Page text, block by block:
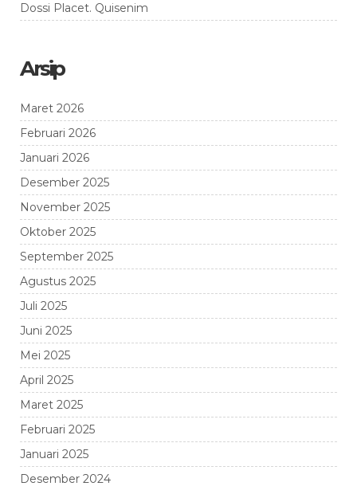
Dossi Placet. Quisenim
Arsip
Maret 2026
Februari 2026
Januari 2026
Desember 2025
November 2025
Oktober 2025
September 2025
Agustus 2025
Juli 2025
Juni 2025
Mei 2025
April 2025
Maret 2025
Februari 2025
Januari 2025
Desember 2024